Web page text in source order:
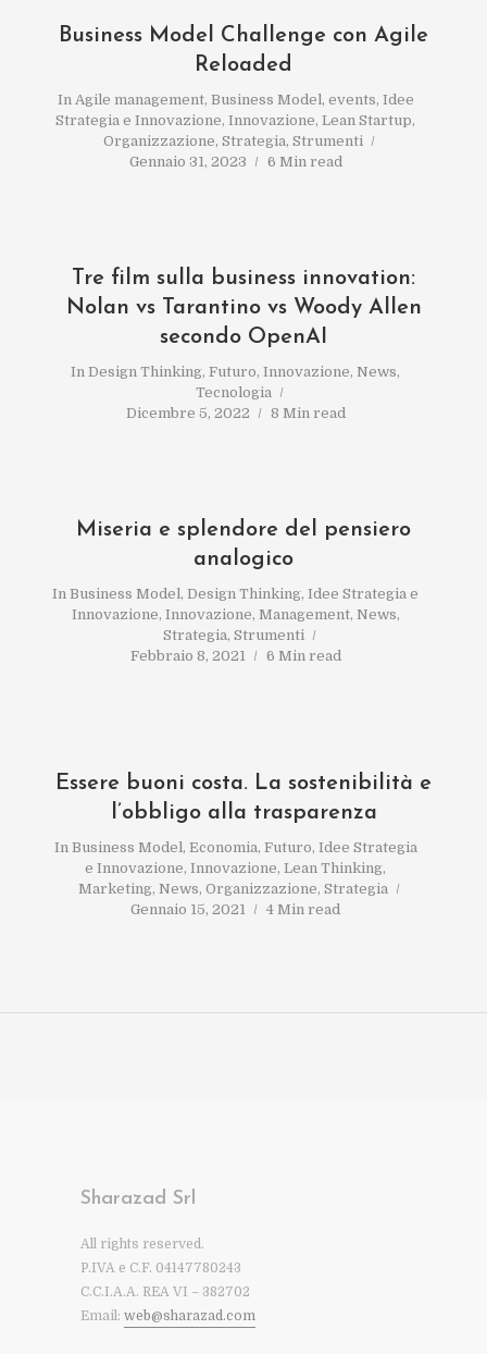
Business Model Challenge con Agile
Reloaded
In Agile management, Business Model, events, Idee
Strategia e Innovazione, Innovazione, Lean Startup,
Organizzazione, Strategia, Strumenti
Gennaio 31, 2023
6 Min read
Tre film sulla business innovation:
Nolan vs Tarantino vs Woody Allen
secondo OpenAI
In Design Thinking, Futuro, Innovazione, News,
Tecnologia
Dicembre 5, 2022
8 Min read
Miseria e splendore del pensiero
analogico
In Business Model, Design Thinking, Idee Strategia e
Innovazione, Innovazione, Management, News,
Strategia, Strumenti
Febbraio 8, 2021
6 Min read
Essere buoni costa. La sostenibilità e
l’obbligo alla trasparenza
In Business Model, Economia, Futuro, Idee Strategia
e Innovazione, Innovazione, Lean Thinking,
Marketing, News, Organizzazione, Strategia
Gennaio 15, 2021
4 Min read
Sharazad Srl
All rights reserved.
P.IVA e C.F. 04147780243
C.C.I.A.A. REA VI – 382702
Email: web@sharazad.com